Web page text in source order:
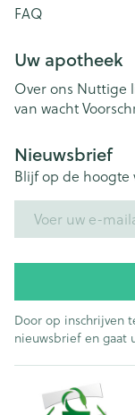
FAQ
Uw apotheek
Over ons Nuttige
van wacht
Nieuwsbrief
Blijf op de
Door op inschrijven
nieuwsbrief en gaat